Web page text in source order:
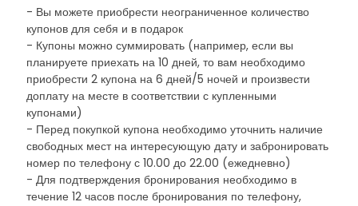
- Вы можете приобрести неограниченное количество
купонов для себя и в подарок
- Купоны можно суммировать (например, если вы
планируете приехать на 10 дней, то вам необходимо
приобрести 2 купона на 6 дней/5 ночей и произвести
доплату на месте в соответствии с купленными
купонами)
- Перед покупкой купона необходимо уточнить наличие
свободных мест на интересующую дату и забронировать
номер по телефону с 10.00 до 22.00 (ежедневно)
- Для подтверждения бронирования необходимо в
течение 12 часов после бронирования по телефону,